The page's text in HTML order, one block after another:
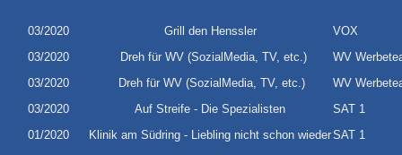
03/2020 Grill den Henssler
VOX
03/2020
Dreh für WV (SozialMedia, TV, etc.)
WV
03/2020
Dreh für WV (SozialMedia, TV, etc.)
WV
03/2020
Auf Streife - Die Spezialisten
SAT 1
01/2020
Klinik am Südring - Liebling nicht schon wiederSAT 1